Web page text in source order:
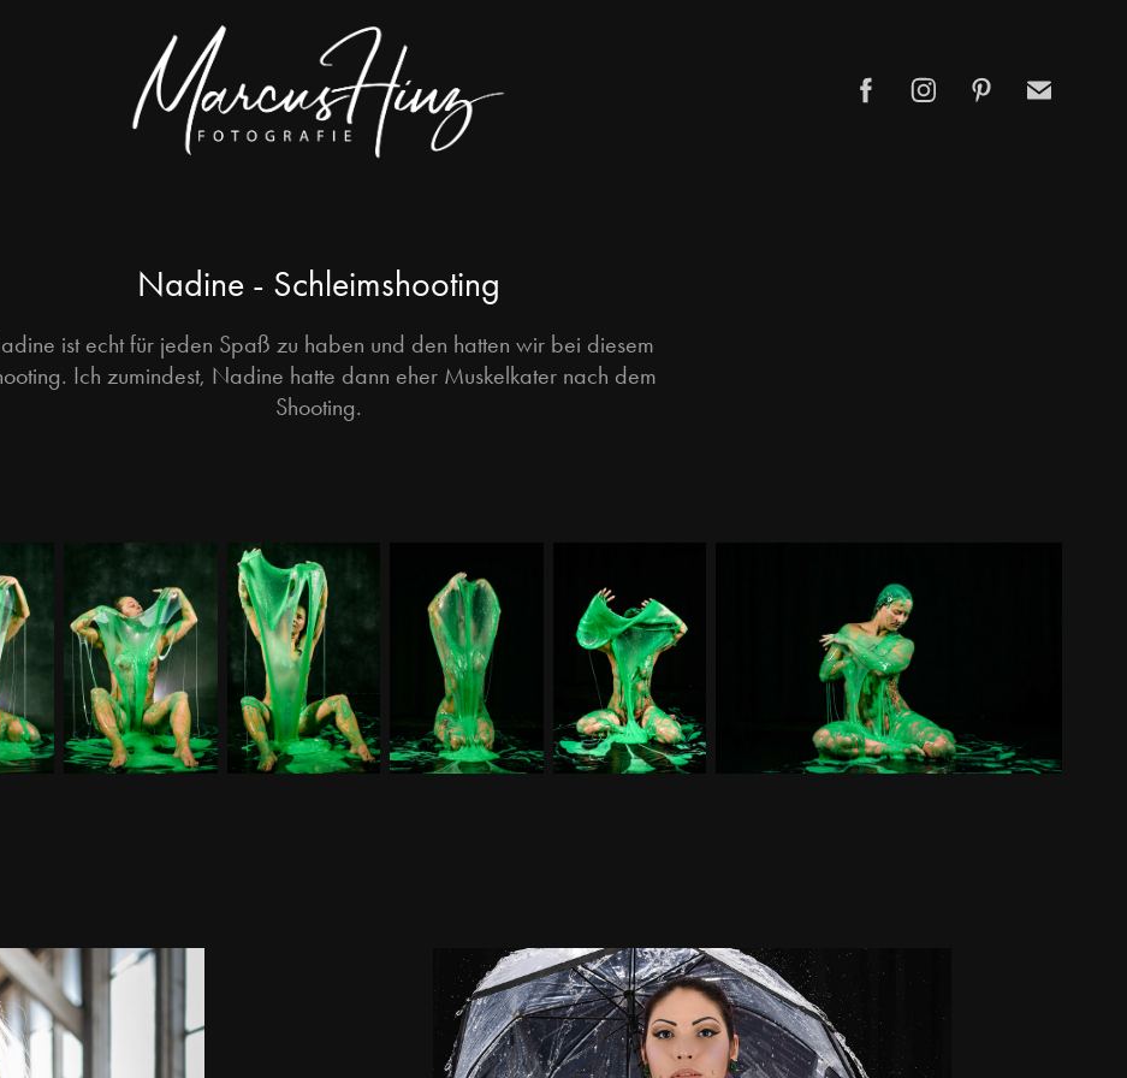
Nadine - Schleimshooting
ist echt für jeden Spaß zu haben und den hatten wir bei diesem
Ich zumindest, Nadine hatte dann eher Muskelkater nach dem
Shooting.